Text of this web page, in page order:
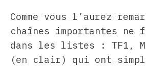
Comme vous l’aurez
chaînes importantes ne
dans les listes : TF1,
(en clair) qui ont